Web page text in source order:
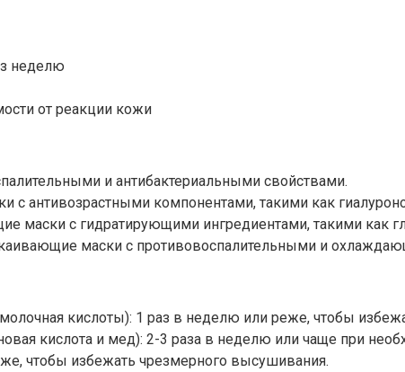
неделю
от реакции кожи
и антибактериальными свойствами.
антивозрастными компонентами, такими как
с гидратирующими ингредиентами, такими как
маски с противовоспалительными и
кислоты): 1 раз в неделю или реже, чтобы
кислота и мед): 2-3 раза в неделю или чаще при
чтобы избежать чрезмерного высушивания.